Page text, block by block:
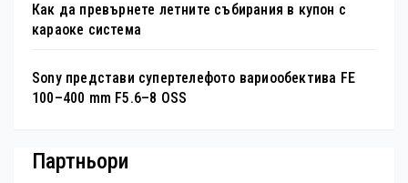
Как да превърнете летните събирания в купон с
караоке система
Sony представи супертелефото вариообектива FE
100–400 mm F5.6–8 OSS
Партньори